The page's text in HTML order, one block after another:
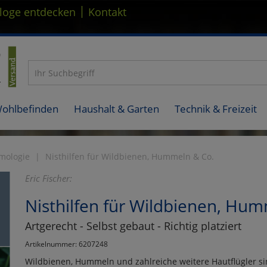
entdecken | Kontakt
Haushalt & Garten Technik & Freizeit
Nisthilfen für Wildbienen, Hummeln & Co.
Eric Fischer:
Nisthilfen für Wildbienen,
Artgerecht - Selbst gebaut - Richtig platziert
Artikelnummer: 6207248
Wildbienen, Hummeln und zahlreiche weitere Hautflügler